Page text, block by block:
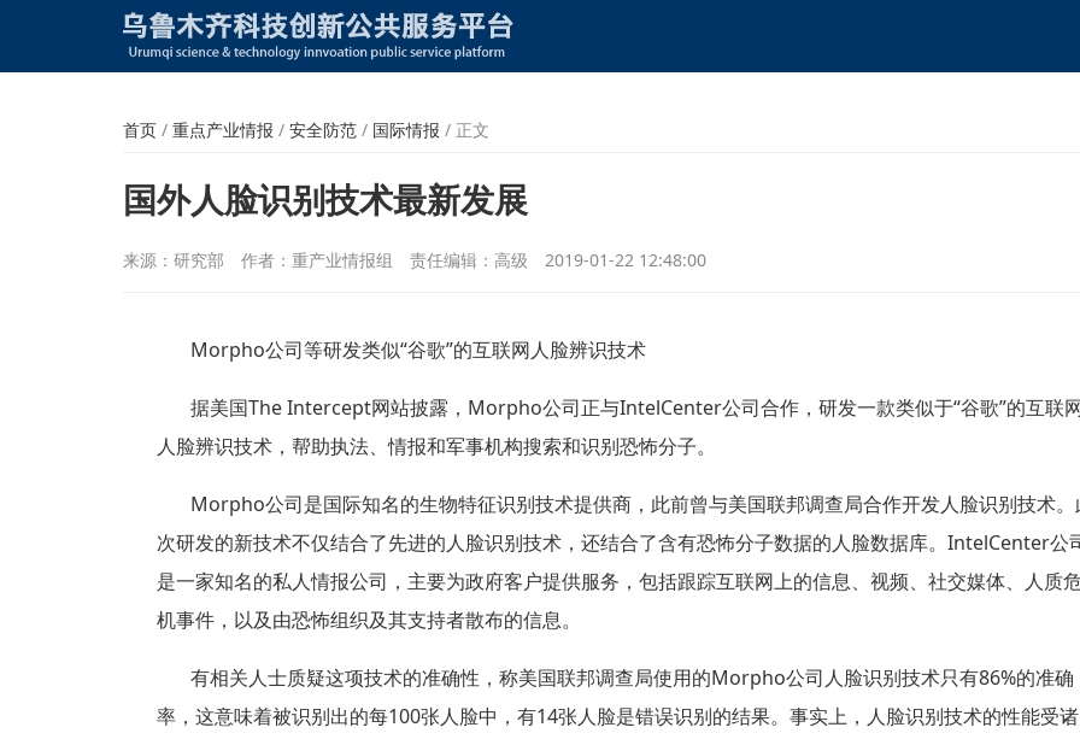
首页 / 重点产业情报 / 安全防范 / 国际情报 / 正文
国外人脸识别技术最新发展
来源：研究部 作者：重产业情报组 责任编辑：高级 2019-01-22 12:48:00
Morpho公司等研发类似“谷歌”的互联网人脸辨识技术
据美国The Intercept网站披露， Morpho公司正与IntelCenter公司合作，研发一款类似于“谷歌”的互联
人脸辨识技术，帮助执法、情报和军事机构搜索和识别恐怖分子。
Morpho公司是国际知名的生物特征识别技术提供商，此前曾与美国联邦调查局合作开发人脸识别技术。
次研发的新技术不仅结合了先进的人脸识别技术，还结合了含有恐怖分子数据的人脸数据库。 IntelCenter公
是一家知名的私人情报公司，主要为政府客户提供服务，包括跟踪互联网上的信息、视频、社交媒体、人质
机事件，以及由恐怖组织及其支持者散布的信息。
有相关人士质疑这项技术的准确性，称美国联邦调查局使用的Morpho公司人脸识别技术只有86%的准确
率，这意味着被识别出的每100张人脸中，有14张人脸是错误识别的结果。事实上，人脸识别技术的性能受